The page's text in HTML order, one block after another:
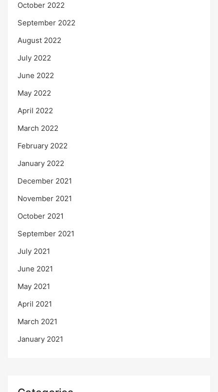
October 2022
September 2022
August 2022
July 2022
June 2022
May 2022
April 2022
March 2022
February 2022
January 2022
December 2021
November 2021
October 2021
September 2021
July 2021
June 2021
May 2021
April 2021
March 2021
January 2021